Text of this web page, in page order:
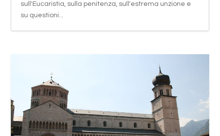
sull'Eucaristia, sulla penitenza, sull'estrema unzione e
su questioni...